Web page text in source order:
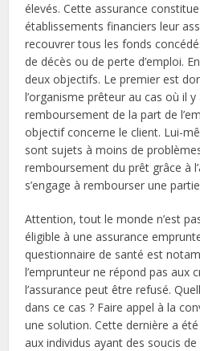
élevés. Cette assurance
établissements financiers leur
recouvrer tous les fonds
de décès ou de perte d’emploi.
deux objectifs. Le premier est
l’organisme prêteur au cas où il
remboursement de la part de
objectif concerne le client. Lui-
sont sujets à moins de
remboursement du prêt grâce à
s’engage à rembourser une
Attention, tout le monde n’est
éligible à une assurance
questionnaire de santé est
l’emprunteur ne répond pas aux
l’assurance peut être refusé.
dans ce cas ? Faire appel à la
une solution. Cette dernière a
aux individus ayant des soucis de